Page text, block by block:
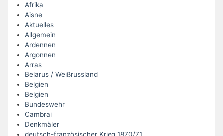
Afrika
Aisne
Aktuelles
Allgemein
Ardennen
Argonnen
Arras
Belarus / Weißrussland
Belgien
Belgien
Bundeswehr
Cambrai
Denkmäler
deutsch-französischer Krieg 1870/71